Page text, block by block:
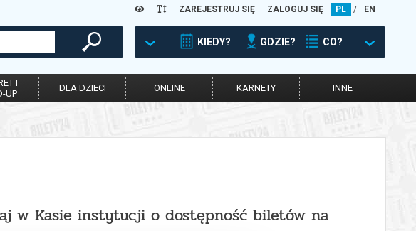
ZAREJESTRUJ SIĘ ZALOGUJ SIĘ PL / EN
KIEDY? GDZIE? CO?
I
UP
DLA DZIECI ONLINE KARNETY INNE
w Kasie instytucji o dostępność biletów na